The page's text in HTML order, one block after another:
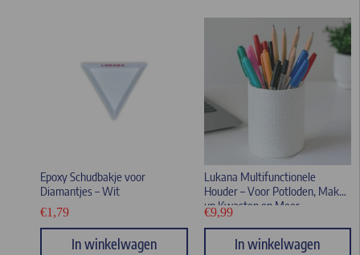
Epoxy Schudbakje voor
Diamantjes – Wit
€1,79
In winkelwagen
Lukana Multifunctionele
Houder – Voor Potloden, Make-
up Kwasten en Meer –
Gemaakt van Duurzaam PLA
€9,99
In winkelwagen